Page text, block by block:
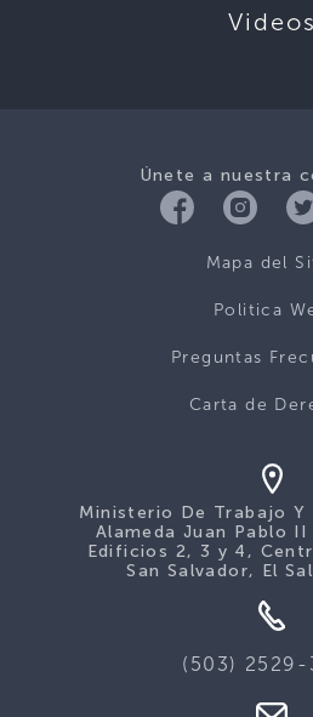
Videos
Únete a nuestra
Mapa del
Politica
Preguntas
Carta de
Ministerio De Trabajo Y
Alameda Juan Pablo
Edificios 2, 3 y 4,
San Salvador, El
(503) 2529-